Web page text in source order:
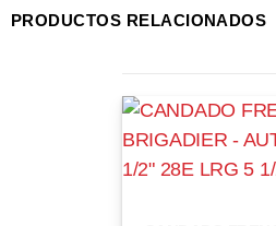
PRODUCTOS RELACIONADOS